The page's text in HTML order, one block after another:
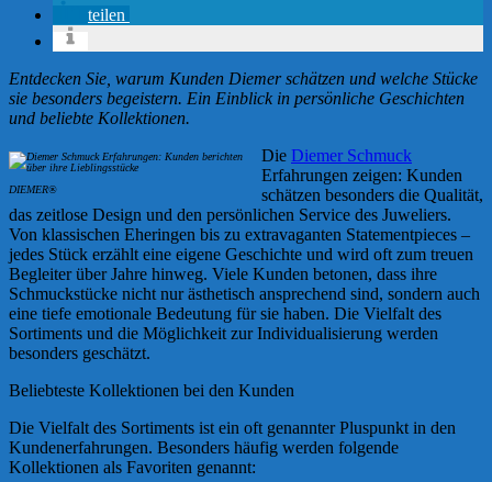
teilen
Entdecken Sie, warum Kunden Diemer schätzen und welche Stücke
sie besonders begeistern. Ein Einblick in persönliche Geschichten
und beliebte Kollektionen.
DIEMER®
Die Diemer Schmuck
Erfahrungen zeigen: Kunden
schätzen besonders die Qualität,
das zeitlose Design und den persönlichen Service des Juweliers.
Von klassischen Eheringen bis zu extravaganten Statementpieces –
jedes Stück erzählt eine eigene Geschichte und wird oft zum treuen
Begleiter über Jahre hinweg. Viele Kunden betonen, dass ihre
Schmuckstücke nicht nur ästhetisch ansprechend sind, sondern auch
eine tiefe emotionale Bedeutung für sie haben. Die Vielfalt des
Sortiments und die Möglichkeit zur Individualisierung werden
besonders geschätzt.
Beliebteste Kollektionen bei den Kunden
Die Vielfalt des Sortiments ist ein oft genannter Pluspunkt in den
Kundenerfahrungen. Besonders häufig werden folgende
Kollektionen als Favoriten genannt: